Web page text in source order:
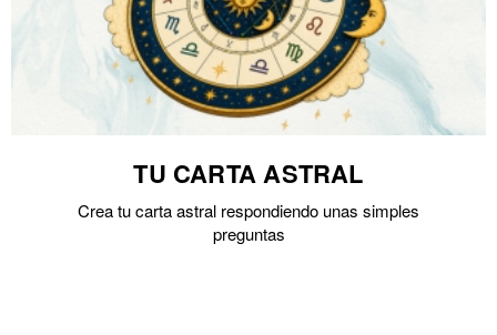
TU CARTA ASTRAL
Crea tu carta astral respondiendo unas simples
preguntas